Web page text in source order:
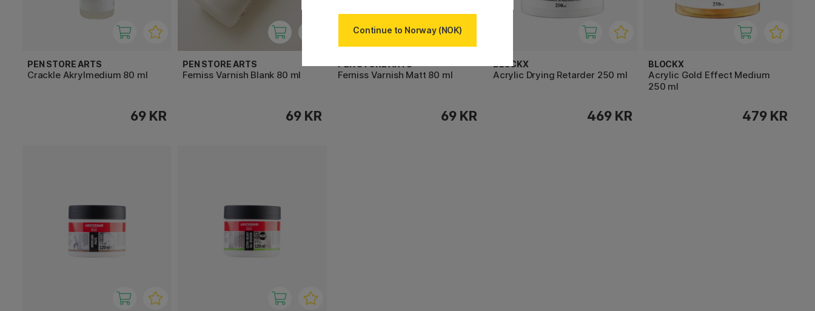
PEN STORE ARTS
Crackle Akrylmedium 80 ml
69 KR
PEN STORE ARTS
Ferniss Varnish Blank 80 ml
69 KR
PEN STORE ARTS
Ferniss Varnish Matt 80 ml
69 KR
BLOCKX
Acrylic Drying Retarder 250 ml
469 KR
BLOCKX
Acrylic Gold Effect Medium
250 ml
479 KR
Continue to Norway (NOK)